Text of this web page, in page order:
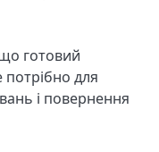
готовий
для
і повернення